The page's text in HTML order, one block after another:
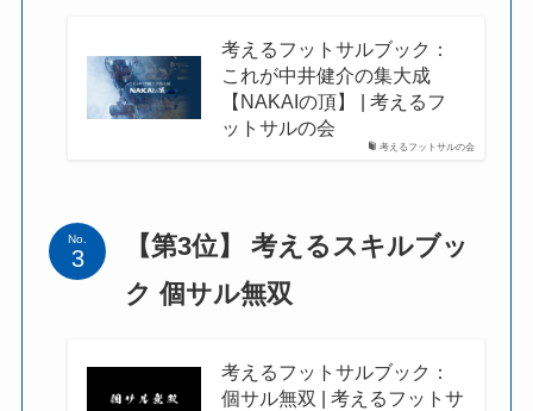
考えるフットサルの会
考えるフットサルブック：
これが中井健介の集大成
【NAKAIの頂】 | 考えるフ
ットサルの会
No.
【第3位】 考えるスキルブッ
ク 個サル無双
考えるフットサルブック：
個サル無双 | 考えるフットサ